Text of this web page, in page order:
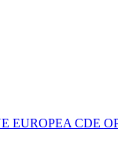
EUROPEA CDE